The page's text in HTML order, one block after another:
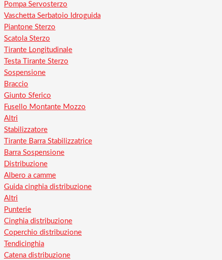
Pompa Servosterzo
Vaschetta Serbatoio Idroguida
Piantone Sterzo
Scatola Sterzo
Tirante Longitudinale
Testa Tirante Sterzo
Sospensione
Braccio
Giunto Sferico
Fusello Montante Mozzo
Altri
Stabilizzatore
Tirante Barra Stabilizzatrice
Barra Sospensione
Distribuzione
Albero a camme
Guida cinghia distribuzione
Altri
Punterie
Cinghia distribuzione
Coperchio distribuzione
Tendicinghia
Catena distribuzione